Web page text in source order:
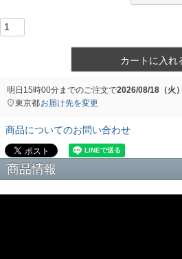
カートに入れ
明日 15時00分までのご注文で2026/08/18（火）
東京都お届け先を変更
商品についてのお問い合わせ
商品情報